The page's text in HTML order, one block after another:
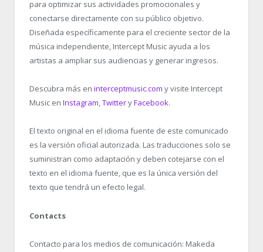
para optimizar sus actividades promocionales y
conectarse directamente con su público objetivo.
Diseñada específicamente para el creciente sector de la
música independiente, Intercept Music ayuda a los
artistas a ampliar sus audiencias y generar ingresos.
Descubra más en interceptmusic.com y visite Intercept
Music en Instagram,TwitteryFacebook.
El texto original en el idioma fuente de este comunicado
es la versión oficial autorizada. Las traducciones solo se
suministran como adaptación y deben cotejarse con el
texto en el idioma fuente, que es la única versión del
texto que tendrá un efecto legal.
Contacts
Contacto para los medios de comunicación: Makeda